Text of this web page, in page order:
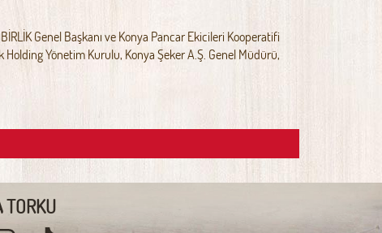
Genel Başkanı ve Konya Pancar Ekicileri Kooperatifi
Yönetim Kurulu, Konya Şeker A.Ş. Genel Müdürü,
TORKU